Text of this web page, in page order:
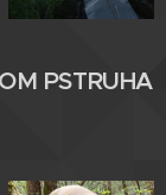
PSTRUHA